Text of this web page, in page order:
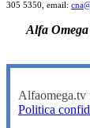
305 5350, email:
Alfa
Alfaomega.tv
Politica